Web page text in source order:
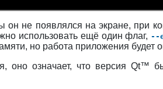
он не появлялся на экране, при
использовать ещё один флаг, --
но работа приложения будет
оно означает, что версия Qt™